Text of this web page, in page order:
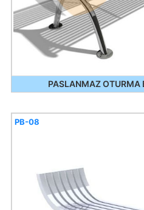
PASLANMAZ OTURMA
PB-08